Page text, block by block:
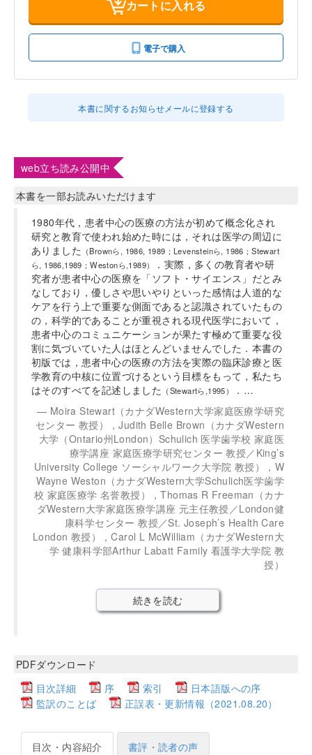
カートに入れる
電子で購入
本書に関するお知らせメールに登録する
web立ち読み公開中
本書を一部お読みいただけます
1980年代，患者中心の医療の方法が初めて概念化され
研究と教育で使われ始めた時には，それは医学の周辺に
ありました （Brownら, 1986, 1989；Levensteinら, 1986；Stewart
ら, 1986,1989；Westonら,1989）
．実際，多くの教育者や研
究者が患者中心の医療を「ソフト・サイエンス」だとみ
なしており，優しさや思いやりといった感情は人道的な
ケアを行う上で重要な側面であると認識されていたもの
の，科学的であることが重視される現代医学において，
患者中心のコミュニケーションが果たす極めて重要な役
割に気づいていた人はほとんどいませんでした．本書の
初版では，患者中心の医療の方法を実際の臨床診療と医
学教育の中核に位置づけるという目標をもって，私たち
はそのすべてを記述しました （Stewartら,1995）
．…
Moira Stewart（カナダWestern大学家庭医療学研究
センター 教授），Judith Belle Brown（カナダWestern
大学（Ontario州London）Schulich 医学歯学校 家庭医
療学講座 家庭医療学研究センター 教授／King’s
University College ソーシャルワーク大学院 教授），W
Wayne Weston（カナダWestern大学Schulich医学歯学
校 家庭医療学 名誉教授），Thomas R Freeman（カナ
ダWestern大学家庭医療学講座 元主任教授／London健
康科学センター 教授／St. Joseph’s Health Care
London 教授），Carol L McWilliam（カナダWestern大
学 健康科学部Arthur Labatt Family 看護学大学院 教
授）
続きを読む
PDFダウンロード
目次詳細
序 索引
日本語版への序
監訳のことば
正誤表・更新情報（2021.08.20）
目次・内容紹介 書評・読者の声